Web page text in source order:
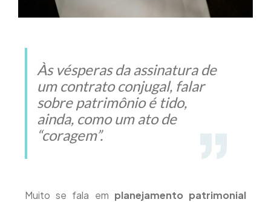
Às vésperas da assinatura de
um contrato conjugal, falar
sobre patrimônio é tido,
ainda, como um ato de
“coragem”.
Muito se fala em planejamento patrimonial